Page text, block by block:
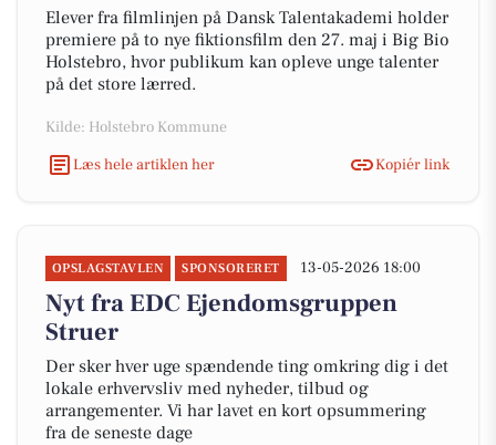
Elever fra filmlinjen på Dansk Talentakademi holder
premiere på to nye fiktionsfilm den 27. maj i Big Bio
Holstebro, hvor publikum kan opleve unge talenter
på det store lærred.
Kilde: Holstebro Kommune
Læs hele artiklen her
Kopiér link
OPSLAGSTAVLEN SPONSORERET 13-05-2026 18:00
Nyt fra EDC Ejen­doms­grup­pen
Struer
Der sker hver uge spændende ting omkring dig i det
lokale erhvervsliv med nyheder, tilbud og
arrangementer. Vi har lavet en kort opsummering
fra de seneste dage